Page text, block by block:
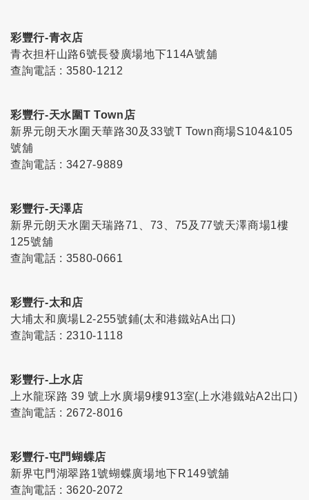
彩豐行-青衣店
青衣担杆山路6號長發廣場地下114A號舖
查詢電話 : 3580-1212
彩豐行-天水圍T Town店
新界元朗天水圍天華路30及33號T Town商場S104&105
號舖
查詢電話 : 3427-9889
彩豐行-天澤店
新界元朗天水圍天瑞路71、73、75及77號天澤商場1樓
125號舖
查詢電話 : 3580-0661
彩豐行-太和店
大埔太和廣場L2-255號鋪(太和港鐵站A出口)
查詢電話 : 2310-1118
彩豐行-上水店
上水龍琛路 39 號上水廣場9樓913室(上水港鐵站A2出口)
查詢電話 : 2672-8016
彩豐行-屯門蝴蝶店
新界屯門湖翠路1號蝴蝶廣場地下R149號舖
查詢電話 : 3620-2072